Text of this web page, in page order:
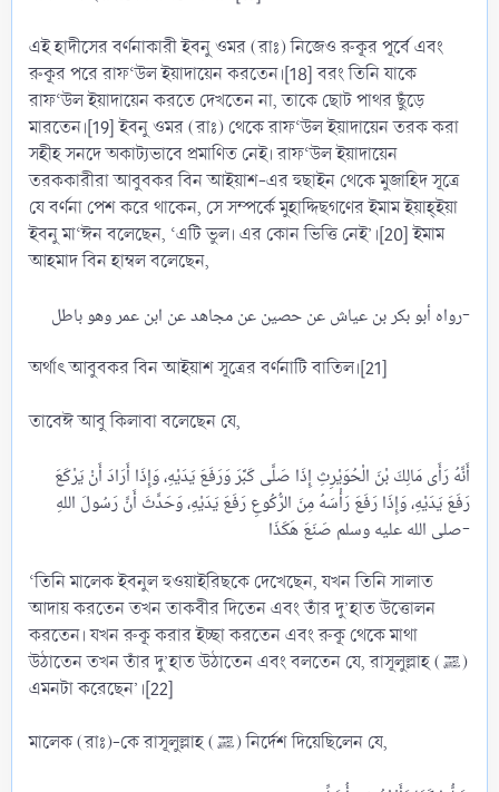
এই হাদীসের বর্ণনাকারী ইবনু ওমর (রাঃ) নিজেও রুকূর পূর্বে এবং
রুকূর পরে রাফ‘উল ইয়াদায়েন করতেন।[18] বরং তিনি যাকে
রাফ‘উল ইয়াদায়েন করতে দেখতেন না, তাকে ছোট পাথর ছুঁড়ে
মারতেন।[19] ইবনু ওমর (রাঃ) থেকে রাফ‘উল ইয়াদায়েন তরক করা
সহীহ সনদে অকাট্যভাবে প্রমাণিত নেই। রাফ‘উল ইয়াদায়েন
তরককারীরা আবুবকর বিন আইয়াশ-এর হুছাইন থেকে মুজাহিদ সূত্রে
যে বর্ণনা পেশ করে থাকেন, সে সম্পর্কে মুহাদ্দিছগণের ইমাম ইয়াহ্ইয়া
ইবনু মা‘ঈন বলেছেন, ‘এটি ভুল। এর কোন ভিত্তি নেই’।[20] ইমাম
আহমাদ বিন হাম্বল বলেছেন,
رواه أبو بكر بن عياش عن حصين عن مجاهد عن ابن عمر وهو باطل-​
অর্থাৎ আবুবকর বিন আইয়াশ সূত্রের বর্ণনাটি বাতিল।[21]
তাবেঈ আবু কিলাবা বলেছেন যে,
أَنَّهُ رَأَى مَالِكَ بْنَ الْحُوَيْرِثِ إِذَا صَلَّى كَبَّرَ وَرَفَعَ يَدَيْهِ، وَإِذَا أَرَادَ أَنْ يَرْكَعَ
رَفَعَ يَدَيْهِ، وَإِذَا رَفَعَ رَأْسَهُ مِنَ الرُّكُوعِ رَفَعَ يَدَيْهِ، وَحَدَّثَ أَنَّ رَسُولَ اللهِ
صلى الله عليه وسلم صَنَعَ هَكَذَا-​
‘তিনি মালেক ইবনুল হুওয়াইরিছকে দেখেছেন, যখন তিনি সালাত
আদায় করতেন তখন তাকবীর দিতেন এবং তাঁর দু’হাত উত্তোলন
করতেন। যখন রুকূ করার ইচ্ছা করতেন এবং রুকূ থেকে মাথা
উঠাতেন তখন তাঁর দু’হাত উঠাতেন এবং বলতেন যে, রাসূলুল্লাহ (ﷺ)
এমনটা করেছেন’।[22]
মালেক (রাঃ)-কে রাসূলুল্লাহ (ﷺ) নির্দেশ দিয়েছিলেন যে,